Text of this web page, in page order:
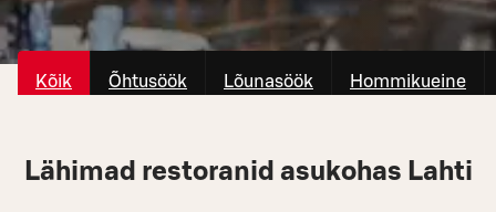
Kõik Õhtusöök Lõunasöök Hommikueine
Lähimad restoranid asukohas Lahti